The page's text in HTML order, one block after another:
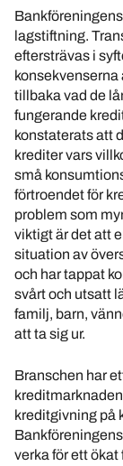
lagstiftning.
eftersträvas i
konsekvenserna
tillbaka vad de
fungerande
konstaterats att
krediter vars
små
förtroendet för
problem som
viktigt är det att
situation av
och har tappat
svårt och utsatt
familj, barn,
att ta sig ur.
Branschen har
kreditgivning på
verka för ett